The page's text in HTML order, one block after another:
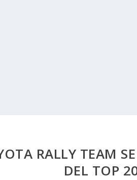
RALLY TEAM
DEL TOP